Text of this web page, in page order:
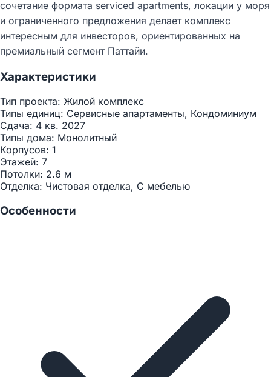
сочетание формата serviced apartments, локации у моря
и ограниченного предложения делает комплекс
интересным для инвесторов, ориентированных на
премиальный сегмент Паттайи.​
Характеристики
Тип проекта: Жилой комплекс
Типы единиц: Сервисные апартаменты, Кондоминиум
Сдача: 4 кв. 2027
Типы дома: Монолитный
Корпусов: 1
Этажей: 7
Потолки: 2.6 м
Отделка: Чистовая отделка, С мебелью
Особенности